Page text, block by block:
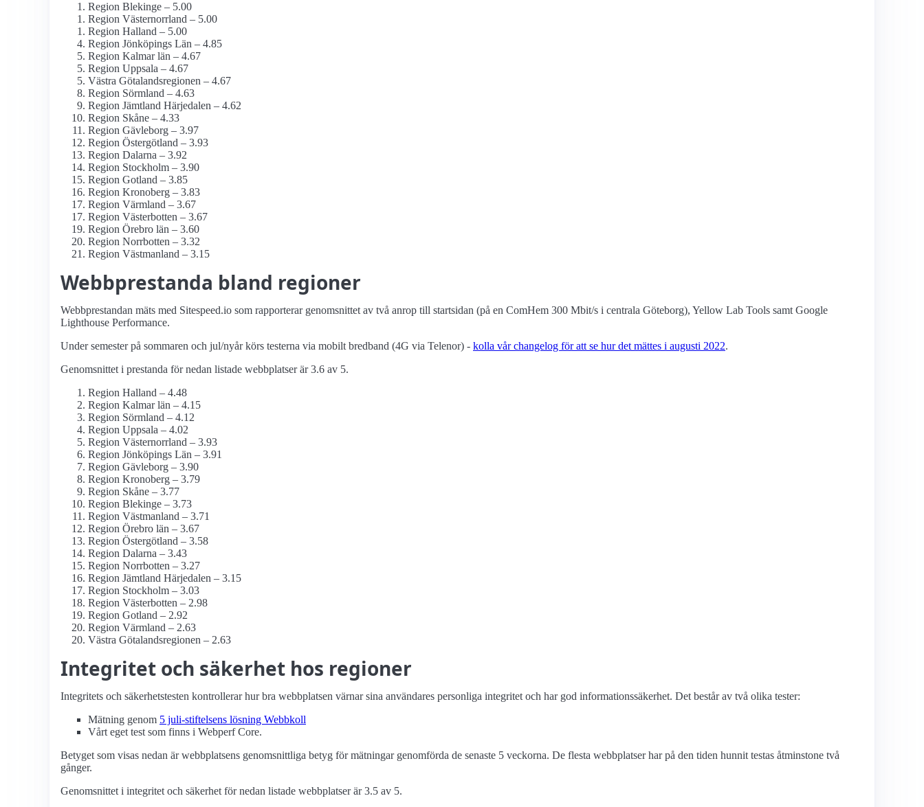
Region Blekinge – 5.00
Region Västernorrland – 5.00
Region Halland – 5.00
Region Jönköpings Län – 4.85
Region Kalmar län – 4.67
Region Uppsala – 4.67
Västra Götalandsregionen – 4.67
Region Sörmland – 4.63
Region Jämtland Härjedalen – 4.62
Region Skåne – 4.33
Region Gävleborg – 3.97
Region Östergötland – 3.93
Region Dalarna – 3.92
Region Stockholm – 3.90
Region Gotland – 3.85
Region Kronoberg – 3.83
Region Värmland – 3.67
Region Västerbotten – 3.67
Region Örebro län – 3.60
Region Norrbotten – 3.32
Region Västmanland – 3.15
Webbprestanda bland regioner
Webbprestandan mäts med Sitespeed.io som rapporterar genomsnittet av två anrop till startsidan (på en ComHem 300 Mbit/s i centrala Göteborg), Yellow Lab Tools samt Google
Lighthouse Performance.
Under semester på sommaren och jul/nyår körs testerna via mobilt bredband (4G via Telenor) - kolla vår changelog för att se hur det mättes i augusti 2022.
Genomsnittet i prestanda för nedan listade webbplatser är 3.6 av 5.
Region Halland – 4.48
Region Kalmar län – 4.15
Region Sörmland – 4.12
Region Uppsala – 4.02
Region Västernorrland – 3.93
Region Jönköpings Län – 3.91
Region Gävleborg – 3.90
Region Kronoberg – 3.79
Region Skåne – 3.77
Region Blekinge – 3.73
Region Västmanland – 3.71
Region Örebro län – 3.67
Region Östergötland – 3.58
Region Dalarna – 3.43
Region Norrbotten – 3.27
Region Jämtland Härjedalen – 3.15
Region Stockholm – 3.03
Region Västerbotten – 2.98
Region Gotland – 2.92
Region Värmland – 2.63
Västra Götalandsregionen – 2.63
Integritet och säkerhet hos regioner
Integritets och säkerhetstesten kontrollerar hur bra webbplatsen värnar sina användares personliga integritet och har god informations­säkerhet. Det består av två olika tester:
Mätning genom 5 juli-stiftelsens lösning Webbkoll
Vårt eget test som finns i Webperf Core.
Betyget som visas nedan är webbplatsens genomsnittliga betyg för mätningar genomförda de senaste 5 veckorna. De flesta webbplatser har på den tiden hunnit testas åtminstone två
gånger.
Genomsnittet i integritet och säkerhet för nedan listade webbplatser är 3.5 av 5.